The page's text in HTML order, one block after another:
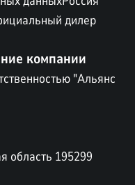
дилер
компании
"Альянс
область 195299